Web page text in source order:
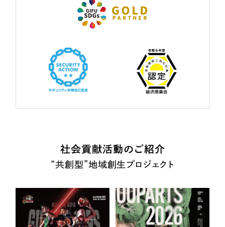
社会貢献活動のご紹介
“共創型”地域創生プロジェクト